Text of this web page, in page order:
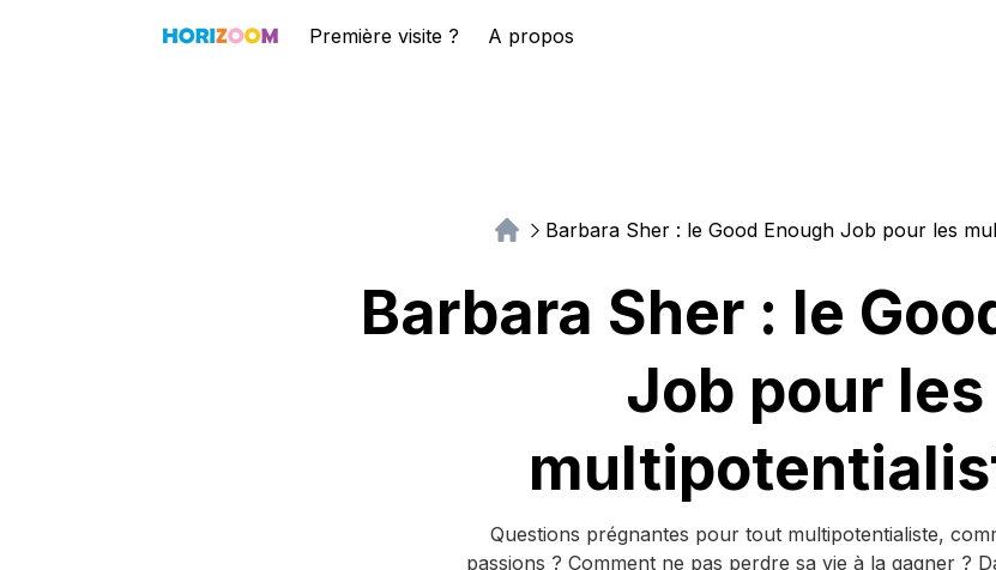
Première visite ? A propos
Barbara Sher : le Good Enough Job pour les
Barbara Sher : le
Job pour les
Questions prégnantes pour tout multipotentialiste,
passions ? Comment ne pas perdre sa vie à la gagner ?